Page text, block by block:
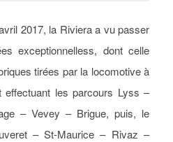
2017, la Riviera a vu passer
exceptionnelless, dont celle
tirées par la locomotive à
les parcours Lyss –
– Vevey – Brigue, puis, le
– St-Maurice – Rivaz –